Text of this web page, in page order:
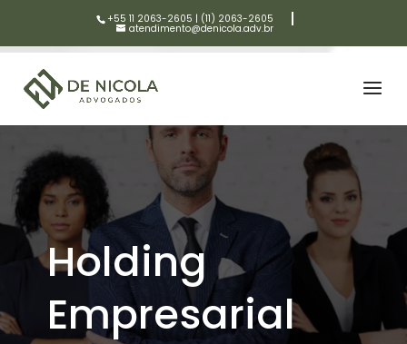
+55 11 2063-2605 | (11) 2063-2605
atendimento@denicola.adv.br
Holding
Empresarial